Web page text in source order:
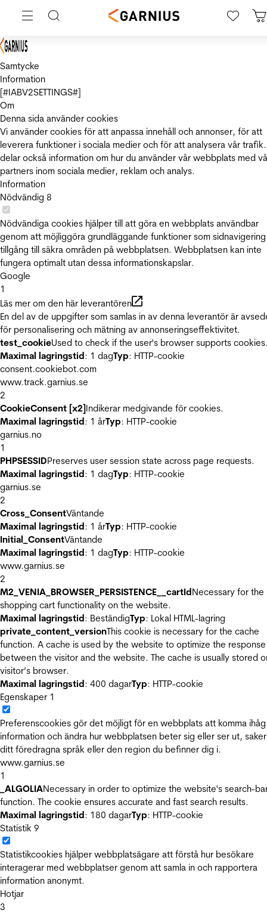
Samtycke
Information
[#IABV2SETTINGS#]
Om
Denna sida använder cookies
Vi använder cookies för att anpassa innehåll och annonser, för att
leverera funktioner i sociala medier och för att analysera vår
delar också information om hur du använder vår webbplats med
partners inom sociala medier, reklam och analys.
Information
Nödvändig 8
Nödvändiga cookies hjälper till att göra en webbplats användbar
genom att möjliggöra grundläggande funktioner som
tillgång till säkra områden på webbplatsen. Webbplatsen kan inte
fungera optimalt utan dessa informationskapslar.
Google
1
Läs mer om den här leverantören
En del av de uppgifter som samlas in av denna leverantör är
för personalisering och mätning av annonseringseffektivitet.
test_cookieUsed to check if the user's browser supports
Maximal lagringstid: 1 dagTyp: HTTP-cookie
consent.cookiebot.com
www.track.garnius.se
2
CookieConsent [x2]Indikerar medgivande för cookies.
Maximal lagringstid: 1 årTyp: HTTP-cookie
garnius.no
1
PHPSESSIDPreserves user session state across page requests.
Maximal lagringstid: 1 dagTyp: HTTP-cookie
garnius.se
2
Cross_ConsentVäntande
Maximal lagringstid: 1 årTyp: HTTP-cookie
Initial_ConsentVäntande
Maximal lagringstid: 1 dagTyp: HTTP-cookie
www.garnius.se
2
M2_VENIA_BROWSER_PERSISTENCE__cartIdNecessary for the
shopping cart functionality on the website.
Maximal lagringstid: BeständigTyp: Lokal HTML-lagring
private_content_versionThis cookie is necessary for the cache
function. A cache is used by the website to optimize the
between the visitor and the website. The cache is usually stored
visitor’s browser.
Maximal lagringstid: 400 dagarTyp: HTTP-cookie
Egenskaper 1
Preferenscookies gör det möjligt för en webbplats att komma ihåg
information och ändra hur webbplatsen beter sig eller ser ut,
ditt föredragna språk eller den region du befinner dig i.
www.garnius.se
1
_ALGOLIANecessary in order to optimize the website's search-
function. The cookie ensures accurate and fast search results.
Maximal lagringstid: 180 dagarTyp: HTTP-cookie
Statistik 9
Statistikcookies hjälper webbplatsägare att förstå hur besökare
interagerar med webbplatser genom att samla in och rapportera
information anonymt.
Hotjar
3